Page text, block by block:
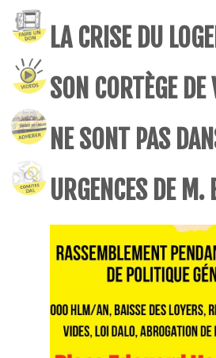
LA CRISE DU
SON CORTÈGE
NE SONT PAS
URGENCES DE M.